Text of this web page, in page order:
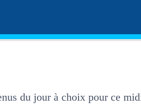
du jour à choix pour ce